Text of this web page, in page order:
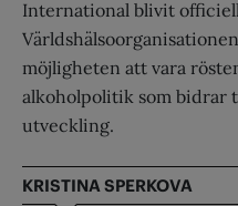
International blivit
möjligheten att vara
alkoholpolitik som bidrar
utveckling.
KRISTINA SPERKOVA